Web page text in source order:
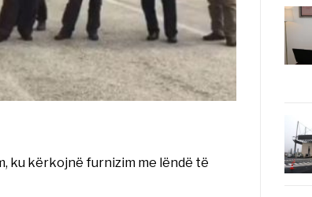
ku kërkojnë furnizim me lëndë të